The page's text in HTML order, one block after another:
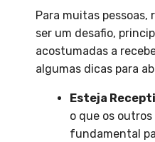
Para muitas
ser um desafio,
acostumadas a
algumas dicas para
Esteja
o que os
fundamental